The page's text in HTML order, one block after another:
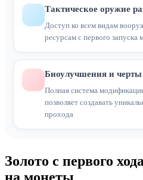
Тактическое оружие
Доступ ко всем видам
ресурсам с первого запуска
Биоулучшения и
Полная система
позволяет создавать
прохода
Золото с первого
на монеты